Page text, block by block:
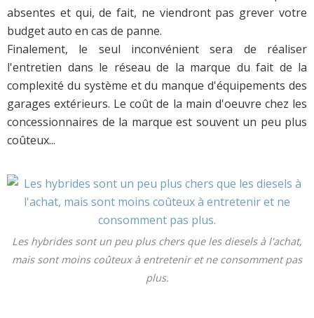
absentes et qui, de fait, ne viendront pas grever votre
budget auto en cas de panne.
Finalement, le seul inconvénient sera de réaliser
l'entretien dans le réseau de la marque du fait de la
complexité du système et du manque d'équipements des
garages extérieurs. Le coût de la main d'oeuvre chez les
concessionnaires de la marque est souvent un peu plus
coûteux...
Les hybrides sont un peu plus chers que les diesels à l'achat,
mais sont moins coûteux à entretenir et ne consomment pas
plus.